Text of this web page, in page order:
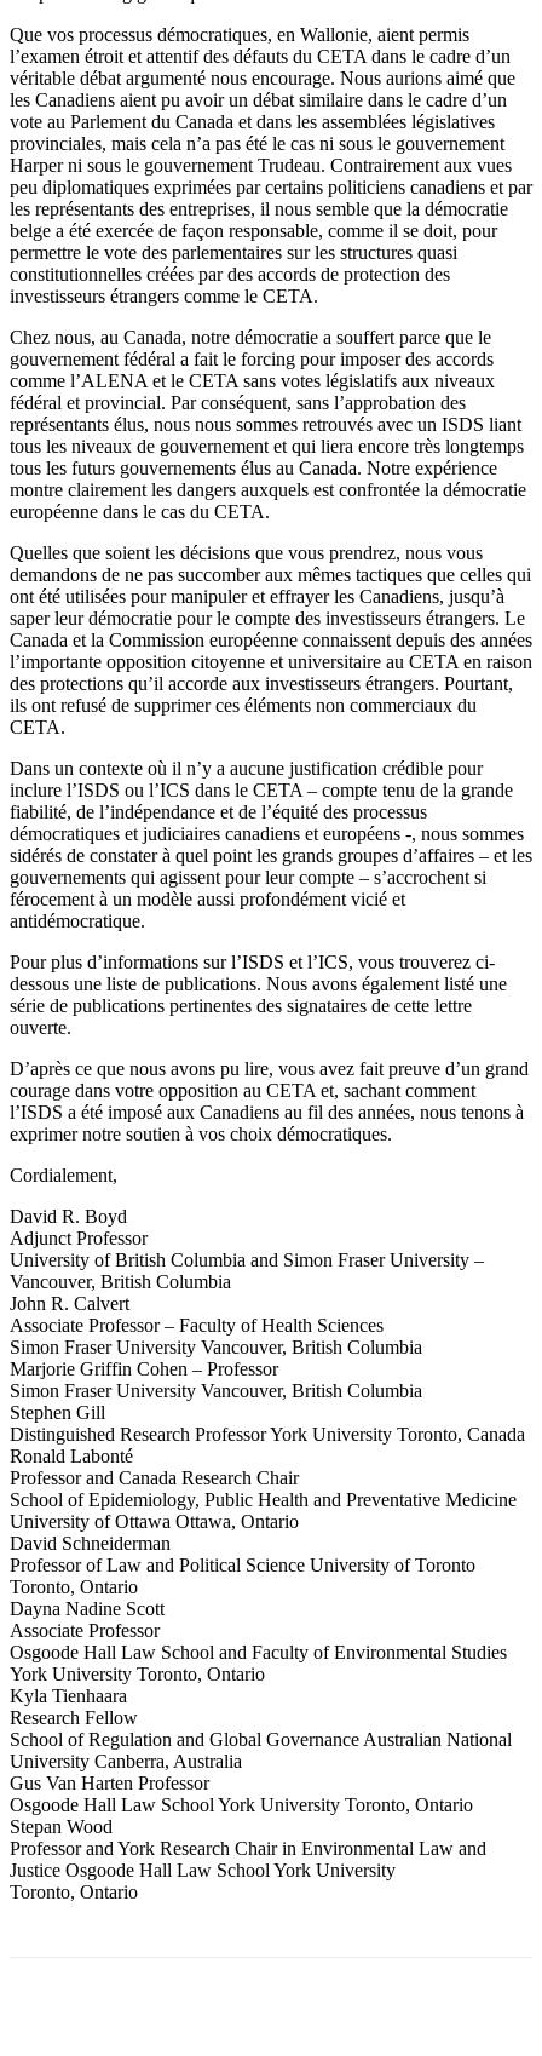
Que vos processus démocratiques, en Wallonie, aient permis
l’examen étroit et attentif des défauts du CETA dans le cadre d’un
véritable débat argumenté nous encourage. Nous aurions aimé que
les Canadiens aient pu avoir un débat similaire dans le cadre d’un
vote au Parlement du Canada et dans les assemblées législatives
provinciales, mais cela n’a pas été le cas ni sous le gouvernement
Harper ni sous le gouvernement Trudeau. Contrairement aux vues
peu diplomatiques exprimées par certains politiciens canadiens et par
les représentants des entreprises, il nous semble que la démocratie
belge a été exercée de façon responsable, comme il se doit, pour
permettre le vote des parlementaires sur les structures quasi
constitutionnelles créées par des accords de protection des
investisseurs étrangers comme le CETA.
Chez nous, au Canada, notre démocratie a souffert parce que le
gouvernement fédéral a fait le forcing pour imposer des accords
comme l’ALENA et le CETA sans votes législatifs aux niveaux
fédéral et provincial. Par conséquent, sans l’approbation des
représentants élus, nous nous sommes retrouvés avec un ISDS liant
tous les niveaux de gouvernement et qui liera encore très longtemps
tous les futurs gouvernements élus au Canada. Notre expérience
montre clairement les dangers auxquels est confrontée la démocratie
européenne dans le cas du CETA.
Quelles que soient les décisions que vous prendrez, nous vous
demandons de ne pas succomber aux mêmes tactiques que celles qui
ont été utilisées pour manipuler et effrayer les Canadiens, jusqu’à
saper leur démocratie pour le compte des investisseurs étrangers. Le
Canada et la Commission européenne connaissent depuis des années
l’importante opposition citoyenne et universitaire au CETA en raison
des protections qu’il accorde aux investisseurs étrangers. Pourtant,
ils ont refusé de supprimer ces éléments non commerciaux du
CETA.
Dans un contexte où il n’y a aucune justification crédible pour
inclure l’ISDS ou l’ICS dans le CETA – compte tenu de la grande
fiabilité, de l’indépendance et de l’équité des processus
démocratiques et judiciaires canadiens et européens -, nous sommes
sidérés de constater à quel point les grands groupes d’affaires – et les
gouvernements qui agissent pour leur compte – s’accrochent si
férocement à un modèle aussi profondément vicié et
antidémocratique.
Pour plus d’informations sur l’ISDS et l’ICS, vous trouverez ci-
dessous une liste de publications. Nous avons également listé une
série de publications pertinentes des signataires de cette lettre
ouverte.
D’après ce que nous avons pu lire, vous avez fait preuve d’un grand
courage dans votre opposition au CETA et, sachant comment
l’ISDS a été imposé aux Canadiens au fil des années, nous tenons à
exprimer notre soutien à vos choix démocratiques.
Cordialement,
David R. Boyd
Adjunct Professor
University of British Columbia and Simon Fraser University –
Vancouver, British Columbia
John R. Calvert
Associate Professor – Faculty of Health Sciences
Simon Fraser University Vancouver, British Columbia
Marjorie Griffin Cohen – Professor
Simon Fraser University Vancouver, British Columbia
Stephen Gill
Distinguished Research Professor York University Toronto, Canada
Ronald Labonté
Professor and Canada Research Chair
School of Epidemiology, Public Health and Preventative Medicine
University of Ottawa Ottawa, Ontario
David Schneiderman
Professor of Law and Political Science University of Toronto
Toronto, Ontario
Dayna Nadine Scott
Associate Professor
Osgoode Hall Law School and Faculty of Environmental Studies
York University Toronto, Ontario
Kyla Tienhaara
Research Fellow
School of Regulation and Global Governance Australian National
University Canberra, Australia
Gus Van Harten Professor
Osgoode Hall Law School York University Toronto, Ontario
Stepan Wood
Professor and York Research Chair in Environmental Law and
Justice Osgoode Hall Law School York University
Toronto, Ontario